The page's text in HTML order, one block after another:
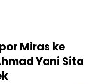
Miras ke
Yani Sita